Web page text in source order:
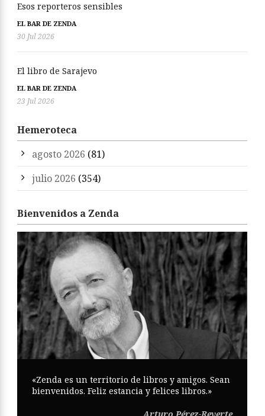
Esos reporteros sensibles
EL BAR DE ZENDA
30 Jul 2026
El libro de Sarajevo
EL BAR DE ZENDA
23 Jul 2026
Hemeroteca
agosto 2026 (81)
julio 2026 (354)
Bienvenidos a Zenda
«Zenda es un territorio de libros y amigos. Sean
bienvenidos. Feliz estancia y felices libros.»